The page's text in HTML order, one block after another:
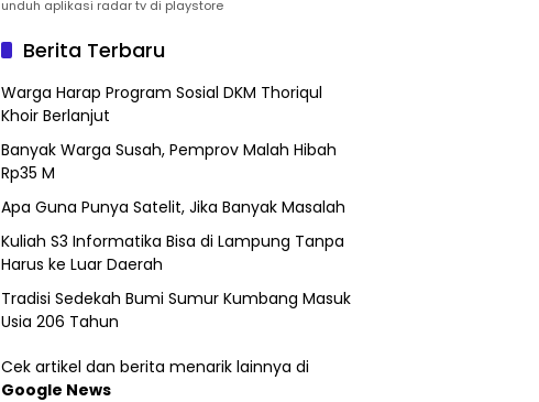
unduh aplikasi radar tv di playstore
Berita Terbaru
Warga Harap Program Sosial DKM Thoriqul
Khoir Berlanjut
Banyak Warga Susah, Pemprov Malah Hibah
Rp35 M
Apa Guna Punya Satelit, Jika Banyak Masalah
Kuliah S3 Informatika Bisa di Lampung Tanpa
Harus ke Luar Daerah
Tradisi Sedekah Bumi Sumur Kumbang Masuk
Usia 206 Tahun
Cek artikel dan berita menarik lainnya di
Google News